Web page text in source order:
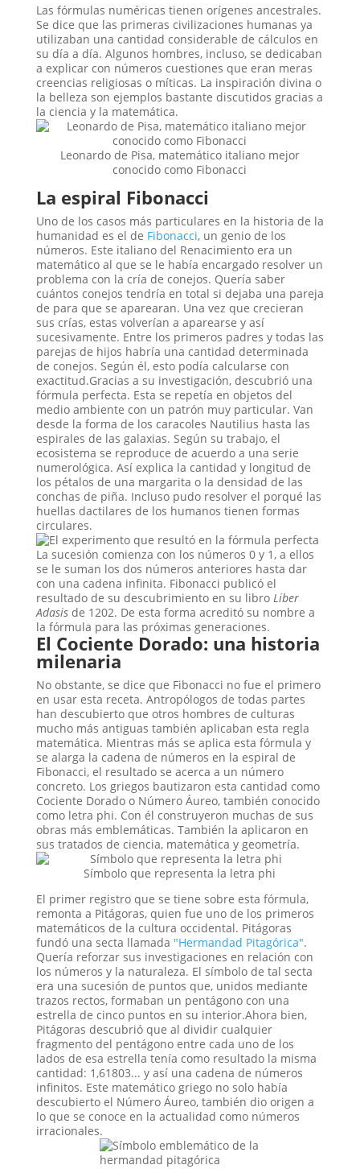
Las fórmulas numéricas tienen orígenes ancestrales.
Se dice que las primeras civilizaciones humanas ya
utilizaban una cantidad considerable de cálculos en
su día a día. Algunos hombres, incluso, se dedicaban
a explicar con números cuestiones que eran meras
creencias religiosas o míticas. La inspiración divina o
la belleza son ejemplos bastante discutidos gracias a
la ciencia y la matemática.
Leonardo de Pisa, matemático italiano mejor
conocido como Fibonacci
La espiral Fibonacci
Uno de los casos más particulares en la historia de la
humanidad es el de Fibonacci, un genio de los
números. Este italiano del Renacimiento era un
matemático al que se le había encargado resolver un
problema con la cría de conejos. Quería saber
cuántos conejos tendría en total si dejaba una pareja
de para que se aparearan. Una vez que crecieran
sus crías, estas volverían a aparearse y así
sucesivamente. Entre los primeros padres y todas las
parejas de hijos habría una cantidad determinada
de conejos. Según él, esto podía calcularse con
exactitud.Gracias a su investigación, descubrió una
fórmula perfecta. Esta se repetía en objetos del
medio ambiente con un patrón muy particular. Van
desde la forma de los caracoles Nautilius hasta las
espirales de las galaxias. Según su trabajo, el
ecosistema se reproduce de acuerdo a una serie
numerológica. Así explica la cantidad y longitud de
los pétalos de una margarita o la densidad de las
conchas de piña. Incluso pudo resolver el porqué las
huellas dactilares de los humanos tienen formas
circulares.
La sucesión comienza con los números 0 y 1, a ellos
se le suman los dos números anteriores hasta dar
con una cadena infinita. Fibonacci publicó el
resultado de su descubrimiento en su libro Liber
Adasisde 1202. De esta forma acreditó su nombre a
la fórmula para las próximas generaciones.
El Cociente Dorado: una historia
milenaria
No obstante, se dice que Fibonacci no fue el primero
en usar esta receta. Antropólogos de todas partes
han descubierto que otros hombres de culturas
mucho más antiguas también aplicaban esta regla
matemática. Mientras más se aplica esta fórmula y
se alarga la cadena de números en la espiral de
Fibonacci, el resultado se acerca a un número
concreto. Los griegos bautizaron esta cantidad como
Cociente Dorado o Número Áureo, también conocido
como letra phi. Con él construyeron muchas de sus
obras más emblemáticas. También la aplicaron en
sus tratados de ciencia, matemática y geometría.
Símbolo que representa la letra phi
El primer registro que se tiene sobre esta fórmula,
remonta a Pitágoras, quien fue uno de los primeros
matemáticos de la cultura occidental. Pitágoras
fundó una secta llamada "Hermandad Pitagórica".
Quería reforzar sus investigaciones en relación con
los números y la naturaleza. El símbolo de tal secta
era una sucesión de puntos que, unidos mediante
trazos rectos, formaban un pentágono con una
estrella de cinco puntos en su interior.Ahora bien,
Pitágoras descubrió que al dividir cualquier
fragmento del pentágono entre cada uno de los
lados de esa estrella tenía como resultado la misma
cantidad: 1,61803... y así una cadena de números
infinitos. Este matemático griego no solo había
descubierto el Número Áureo, también dio origen a
lo que se conoce en la actualidad como números
irracionales.